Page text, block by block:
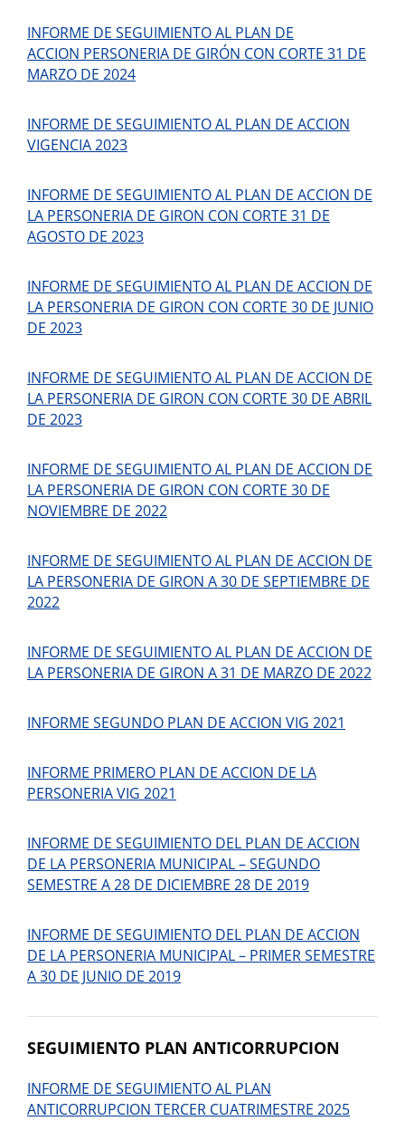
INFORME DE SEGUIMIENTO AL PLAN DE
ACCION PERSONERIA DE GIRÓN CON CORTE 31 DE
MARZO DE 2024
INFORME DE SEGUIMIENTO AL PLAN DE ACCION
VIGENCIA 2023
INFORME DE SEGUIMIENTO AL PLAN DE ACCION DE
LA PERSONERIA DE GIRON CON CORTE 31 DE
AGOSTO DE 2023
INFORME DE SEGUIMIENTO AL PLAN DE ACCION DE
LA PERSONERIA DE GIRON CON CORTE 30 DE JUNIO
DE 2023
INFORME DE SEGUIMIENTO AL PLAN DE ACCION DE
LA PERSONERIA DE GIRON CON CORTE 30 DE ABRIL
DE 2023
INFORME DE SEGUIMIENTO AL PLAN DE ACCION DE
LA PERSONERIA DE GIRON CON CORTE 30 DE
NOVIEMBRE DE 2022
INFORME DE SEGUIMIENTO AL PLAN DE ACCION DE
LA PERSONERIA DE GIRON A 30 DE SEPTIEMBRE DE
2022
INFORME DE SEGUIMIENTO AL PLAN DE ACCION DE
LA PERSONERIA DE GIRON A 31 DE MARZO DE 2022
INFORME SEGUNDO PLAN DE ACCION VIG 2021
INFORME PRIMERO PLAN DE ACCION DE LA
PERSONERIA VIG 2021
INFORME DE SEGUIMIENTO DEL PLAN DE ACCION
DE LA PERSONERIA MUNICIPAL – SEGUNDO
SEMESTRE A 28 DE DICIEMBRE 28 DE 2019
INFORME DE SEGUIMIENTO DEL PLAN DE ACCION
DE LA PERSONERIA MUNICIPAL – PRIMER SEMESTRE
A 30 DE JUNIO DE 2019
SEGUIMIENTO PLAN ANTICORRUPCION
INFORME DE SEGUIMIENTO AL PLAN
ANTICORRUPCION TERCER CUATRIMESTRE 2025